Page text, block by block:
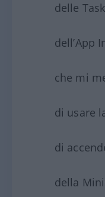
delle
dell’App
che mi
di usare
di
della